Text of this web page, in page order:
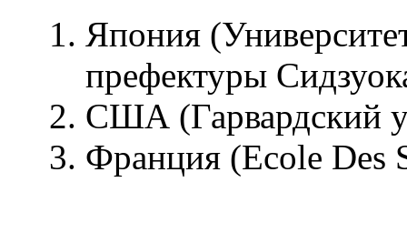
Япония
префектуры
США (Гарвардский
Франция (Ecole Des